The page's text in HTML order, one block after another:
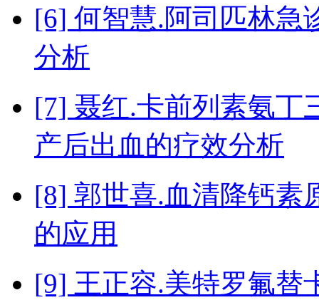
[6] 何智慧.阿司匹林急
分析
[7] 聂红.卡前列素氨丁
产后出血的疗效分析
[8] 郭世喜.血清降钙素
的应用
[9] 王正容.美特罗氟替